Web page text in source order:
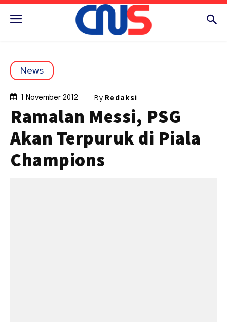
News
1 November 2012 By Redaksi
Ramalan Messi, PSG
Akan Terpuruk di Piala
Champions